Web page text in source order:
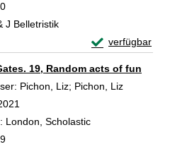
J Belletristik
verfügbar
Exemplar-
19, Random acts of fun
Pichon, Liz; Pichon, Liz
London, Scholastic